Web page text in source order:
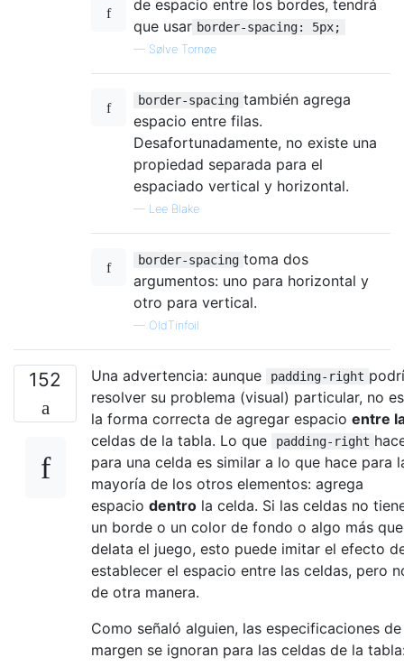
de espacio entre los bordes, tendrá
que usar border-spacing: 5px;
— Sølve Tornøe
border-spacing también agrega
espacio entre filas.
Desafortunadamente, no existe una
propiedad separada para el
espaciado vertical y horizontal.
— Lee Blake
border-spacing toma dos
argumentos: uno para horizontal y
otro para vertical.
— OldTinfoil
152 Una advertencia: aunque padding-right
resolver su problema (visual) particular, no es
la forma correcta de agregar espacio entre
celdas de la tabla. Lo que
padding-right
para una celda es similar a lo que hace para
mayoría de los otros elementos: agrega
espacio dentro la celda. Si las celdas no
un borde o un color de fondo o algo más que
delata el juego, esto puede imitar el efecto
establecer el espacio entre las celdas, pero
de otra manera.
Como señaló alguien, las especificaciones de
margen se ignoran para las celdas de la